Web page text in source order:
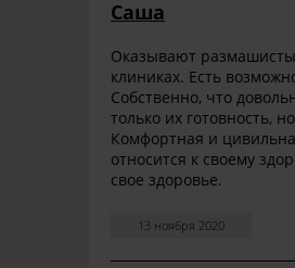
Саша
Оказывают
клиниках. Есть
Собственно, что
только их готовность,
Комфортная и
относится к своему
свое здоровье.
13 ноября 2020